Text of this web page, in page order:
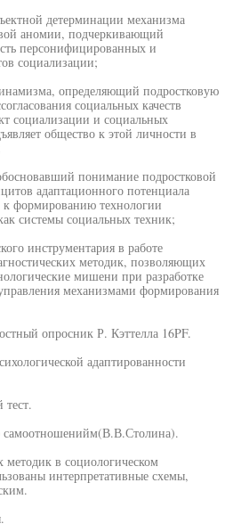
детерминации механизма
аномии, подчеркивающий
персонифицированных и
социализации;
определяющий подростковую
социальных качеств
социализации и социальных
общество к этой личности в
понимание подростковой
адаптационного потенциала
формированию технологии
системы социальных техник;
инструментария в работе
методик, позволяющих
мишени при разработке
механизмами формирования
опросник Р. Кэттелла 16PF.
адаптированности
в социологическом
интерпретативные схемы,